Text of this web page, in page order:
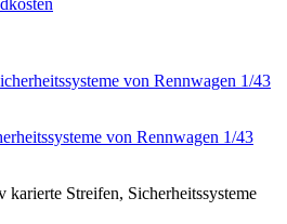
von Rennwagen 1/43
Streifen, Sicherheitssysteme